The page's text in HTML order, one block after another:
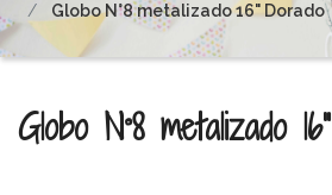
Globo N°8 metalizado 16" Dorado
Globo N°8 metalizado